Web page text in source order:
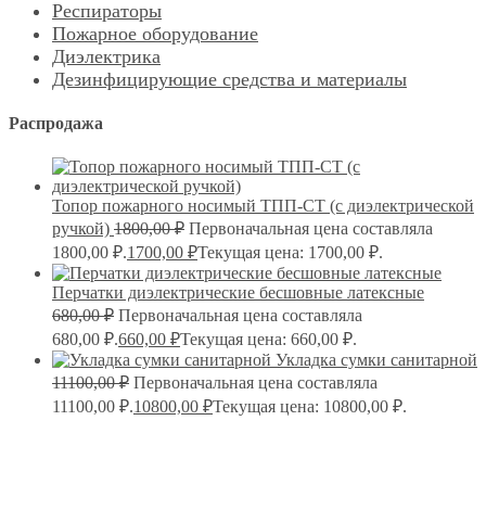
Респираторы
Пожарное оборудование
Диэлектрика
Дезинфицирующие средства и материалы
Распродажа
Топор пожарного носимый ТПП-СТ (с диэлектрической
ручкой) 1800,00₽ Первоначальная цена составляла
1800,00 ₽.1700,00 ₽Текущая цена: 1700,00 ₽.
Перчатки диэлектрические бесшовные латексные
680,00₽ Первоначальная цена составляла
680,00 ₽.660,00 ₽Текущая цена: 660,00 ₽.
Укладка сумки санитарной
11100,00₽ Первоначальная цена составляла
11100,00 ₽.10800,00 ₽Текущая цена: 10800,00 ₽.